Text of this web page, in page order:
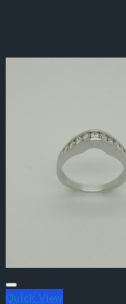
Quick View